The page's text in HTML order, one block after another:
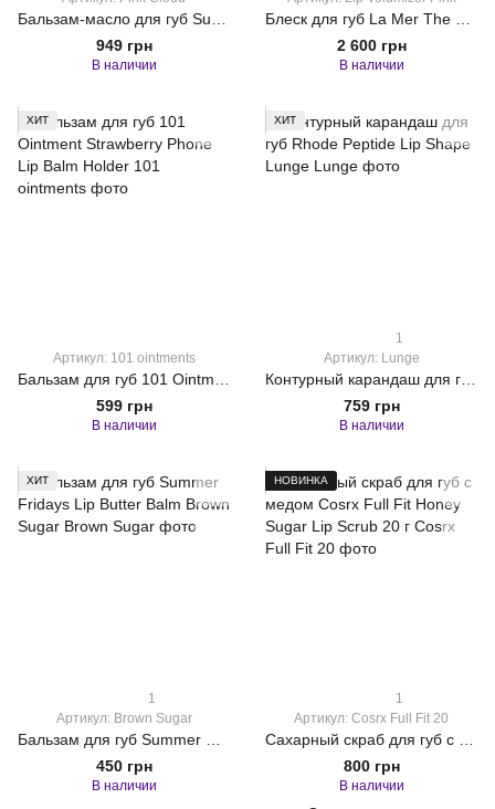
949 грн
В наличии
2 600 грн
В наличии
ХИТ
Артикул: 101 ointments
599 грн
В наличии
ХИТ
1
Артикул: Lunge
759 грн
В наличии
ХИТ
1
Артикул: Brown Sugar
450 грн
В наличии
НОВИНКА
1
Артикул: Cosrx Full Fit 20
800 грн
В наличии